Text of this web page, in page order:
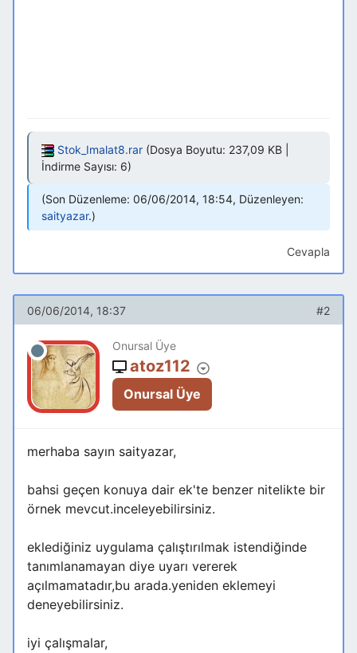
Stok_Imalat8.rar(Dosya Boyutu: 237,09 KB |
İndirme Sayısı: 6)
Son Düzenleme: 06/06/2014, 18:54, Düzenleyen:
saityazar.
Cevapla
06/06/2014, 18:37 #2
Onursal Üye
atoz112
Onursal Üye
merhaba sayın saityazar,
bahsi geçen konuya dair ek'te benzer nitelikte bir
örnek mevcut.inceleyebilirsiniz.
eklediğiniz uygulama çalıştırılmak istendiğinde
tanımlanamayan diye uyarı vererek
açılmamatadır,bu arada.yeniden eklemeyi
deneyebilirsiniz.
iyi çalışmalar,